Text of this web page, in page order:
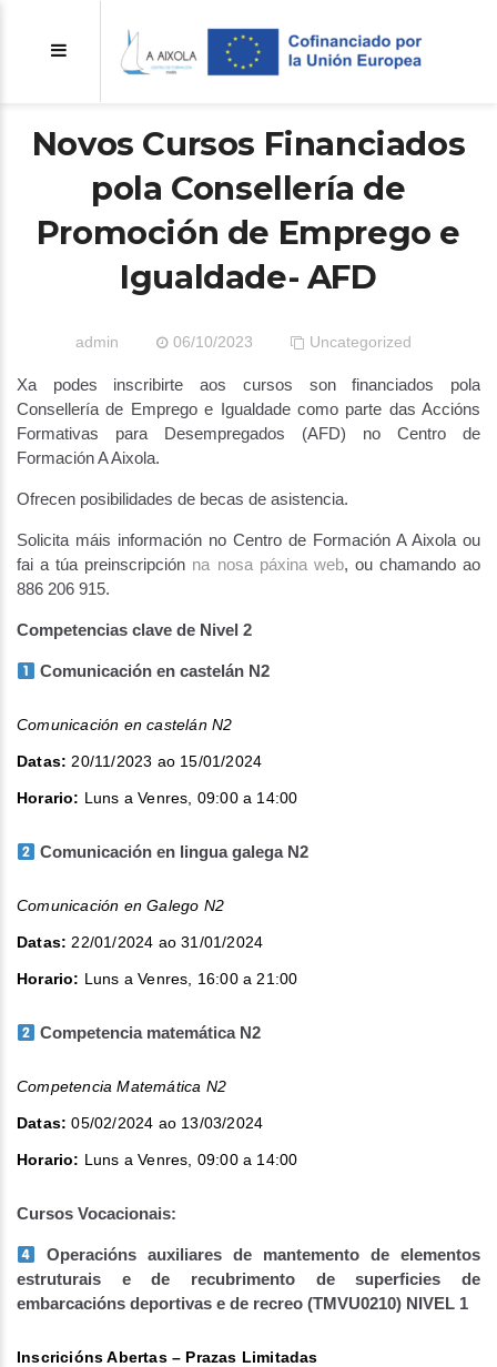
Novos Cursos Financiados
pola Consellería de
Promoción de Emprego e
Igualdade- AFD
admin 06/10/2023 Uncategorized
Xa podes inscribirte aos cursos son financiados pola
Consellería de Emprego e Igualdade como parte das Accións
Formativas para Desempregados (AFD) no Centro de
Formación A Aixola.
Ofrecen posibilidades de becas de asistencia.
Solicita máis información no Centro de Formación A Aixola ou
fai a túa preinscripción na nosa páxina web, ou chamando ao
886 206 915.
Competencias clave de Nivel 2
Comunicación en castelán N2
Comunicación en castelán N2
Datas: 20/11/2023 ao 15/01/2024
Horario: Luns a Venres, 09:00 a 14:00
Comunicación en lingua galega N2
Comunicación en Galego N2
Datas: 22/01/2024 ao 31/01/2024
Horario: Luns a Venres, 16:00 a 21:00
Competencia matemática N2
Competencia Matemática N2
Datas: 05/02/2024 ao 13/03/2024
Horario: Luns a Venres, 09:00 a 14:00
Cursos Vocacionais:
Operacións auxiliares de mantemento de elementos
estruturais e de recubrimento de superficies de
embarcacións deportivas e de recreo (TMVU0210) NIVEL 1
Inscricións Abertas – Prazas Limitadas